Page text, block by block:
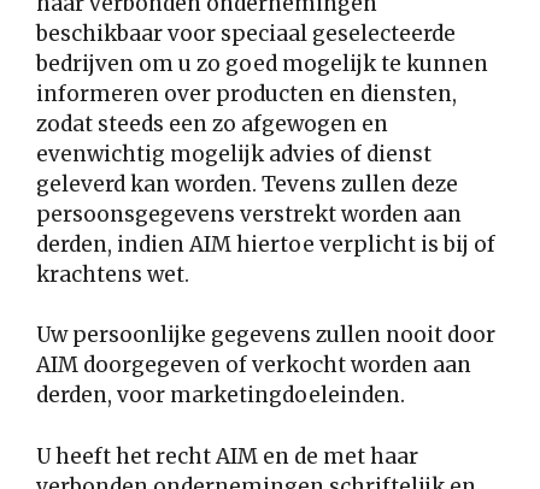
beschikbaar voor speciaal geselecteerde
bedrijven om u zo goed mogelijk te kunnen
informeren over producten en diensten,
zodat steeds een zo afgewogen en
evenwichtig mogelijk advies of dienst
geleverd kan worden. Tevens zullen deze
persoonsgegevens verstrekt worden aan
derden, indien AIM hiertoe verplicht is bij of
krachtens wet.
Uw persoonlijke gegevens zullen nooit door
AIM doorgegeven of verkocht worden aan
derden, voor marketingdoeleinden.
U heeft het recht AIM en de met haar